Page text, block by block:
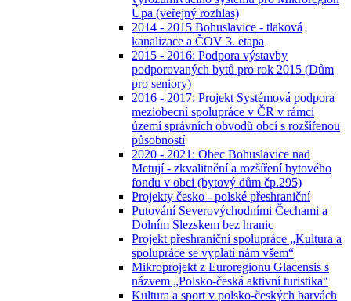
Úpa (veřejný rozhlas)
2014 - 2015 Bohuslavice - tlaková
kanalizace a ČOV 3. etapa
2015 - 2016: Podpora výstavby
podporovaných bytů pro rok 2015 (Dům
pro seniory)
2016 - 2017: Projekt Systémová podpora
meziobecní spolupráce v ČR v rámci
území správních obvodů obcí s rozšířenou
působností
2020 - 2021: Obec Bohuslavice nad
Metují - zkvalitnění a rozšíření bytového
fondu v obci (bytový dům čp.295)
Projekty česko - polské přeshraniční
Putování Severovýchodními Čechami a
Dolním Slezskem bez hranic
Projekt přeshraniční spolupráce „Kultura a
spolupráce se vyplatí nám všem“
Mikroprojekt z Euroregionu Glacensis s
názvem „Polsko-česká aktivní turistika“
Kultura a sport v polsko-českých barvách